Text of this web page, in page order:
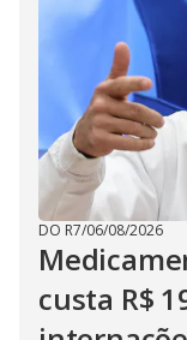
DO R7/06/08/2026
custa R$